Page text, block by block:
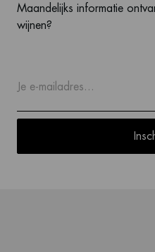
Maandelijks informatie
wijnen?